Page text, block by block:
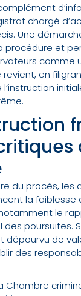
chargé
Une
procédure et
comme
revient, en
du procès, les
la faiblesse
le
des poursuites.
dépourvu de
des
Chambre